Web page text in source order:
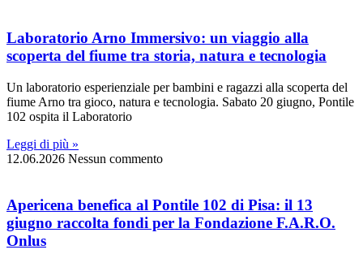
Laboratorio Arno Immersivo: un viaggio alla
scoperta del fiume tra storia, natura e tecnologia
Un laboratorio esperienziale per bambini e ragazzi alla scoperta del
fiume Arno tra gioco, natura e tecnologia. Sabato 20 giugno, Pontile
102 ospita il Laboratorio
Leggi di più »
12.06.2026 Nessun commento
Apericena benefica al Pontile 102 di Pisa: il 13
giugno raccolta fondi per la Fondazione F.A.R.O.
Onlus